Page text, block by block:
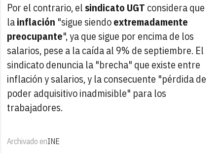
Por el contrario, el sindicato UGT considera que
lainflación "sigue siendoextremadamente
preocupante", ya que sigue por encima de los
salarios, pese a la caída al 9% de septiembre. El
sindicato denuncia la "brecha" que existe entre
inflación y salarios, y la consecuente "pérdida de
poder adquisitivo inadmisible" para los
trabajadores.
Archivado enINE